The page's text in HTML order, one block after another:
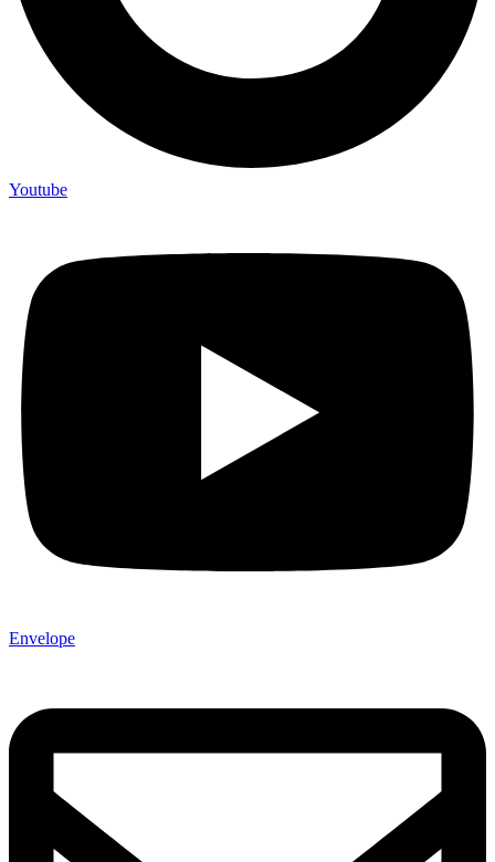
Youtube
Envelope